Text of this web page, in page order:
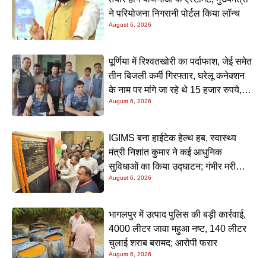
ने परियोजना निगरानी पोर्टल किया लॉन्च
August 6, 2026
पूर्णिया में रिश्वतखोरी का पर्दाफाश, जेई समेत
तीन बिजली कर्मी गिरफ्तार, घरेलू कनेक्शन
के नाम पर मांगे जा रहे थे 15 हजार रुपये,
निगरानी टीम ने रंगे हाथ पकड़ा
August 6, 2026
IGIMS बना हाईटेक हेल्थ हब, स्वास्थ्य
मंत्री निशांत कुमार ने कई आधुनिक
सुविधाओं का किया उद्घाटन; गंभीर मरीजों
के इलाज में आएगा बड़ा सुधार
August 6, 2026
भागलपुर में उत्पाद पुलिस की बड़ी कार्रवाई,
4000 लीटर जावा महुआ नष्ट, 140 लीटर
चुलाई शराब बरामद; आरोपी फरार
August 6, 2026